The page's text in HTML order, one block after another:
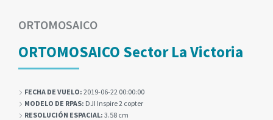
ORTOMOSAICO
ORTOMOSAICO Sector La Victoria
FECHA DE VUELO: 2019-06-22 00:00:00
MODELO DE RPAS: DJI Inspire 2 copter
RESOLUCIÓN ESPACIAL: 3.58 cm